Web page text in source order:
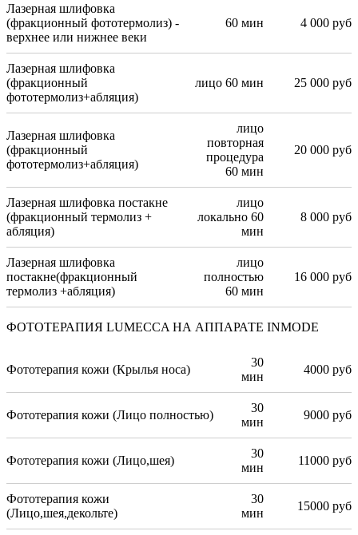
Лазерная шлифовка
(фракционный фототермолиз) -
верхнее или нижнее веки
60 мин 4 000 руб
Лазерная шлифовка
(фракционный
фототермолиз+абляция)
лицо 60 мин 25 000 руб
Лазерная шлифовка
(фракционный
фототермолиз+абляция)
лицо
повторная
процедура
60 мин
20 000 руб
Лазерная шлифовка постакне
(фракционный термолиз +
абляция)
лицо
локально 60
мин
8 000 руб
Лазерная шлифовка
постакне(фракционный
термолиз +абляция)
лицо
полностью
60 мин
16 000 руб
ФОТОТЕРАПИЯ LUMECCA НА АППАРАТЕ INMODE
Фототерапия кожи (Крылья носа)
30
мин
4000 руб
Фототерапия кожи (Лицо полностью)
30
мин
9000 руб
Фототерапия кожи (Лицо,шея)
30
мин
11000 руб
Фототерапия кожи
(Лицо,шея,декольте)
30
мин
15000 руб